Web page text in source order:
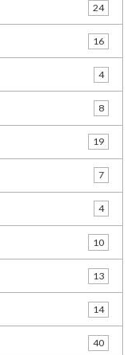
24
16
4
8
19
7
4
10
13
14
40